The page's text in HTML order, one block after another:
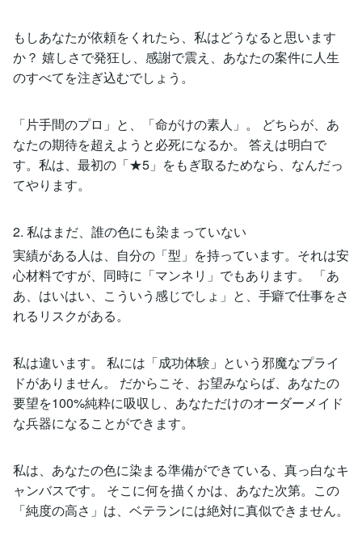
もしあなたが依頼をくれたら、私はどうなると思います
か？ 嬉しさで発狂し、感謝で震え、あなたの案件に人生
のすべてを注ぎ込むでしょう。
「片手間のプロ」と、「命がけの素人」。 どちらが、あ
なたの期待を超えようと必死になるか。 答えは明白で
す。私は、最初の「★5」をもぎ取るためなら、なんだっ
てやります。
2. 私はまだ、誰の色にも染まっていない
実績がある人は、自分の「型」を持っています。それは安
心材料ですが、同時に「マンネリ」でもあります。 「あ
あ、はいはい、こういう感じでしょ」と、手癖で仕事をさ
れるリスクがある。
私は違います。 私には「成功体験」という邪魔なプライ
ドがありません。 だからこそ、お望みならば、あなたの
要望を100%純粋に吸収し、あなただけのオーダーメイド
な兵器になることができます。
私は、あなたの色に染まる準備ができている、真っ白なキ
ャンバスです。 そこに何を描くかは、あなた次第。この
「純度の高さ」は、ベテランには絶対に真似できません。